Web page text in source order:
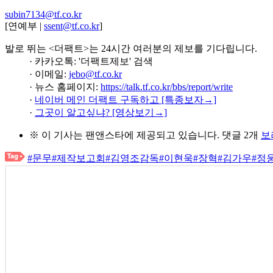
subin7134@tf.co.kr
[연예부 | ssent@tf.co.kr]
발로 뛰는 <더팩트>는 24시간 여러분의 제보를 기다립니다.
· 카카오톡: '더팩트제보' 검색
· 이메일: jebo@tf.co.kr
· 뉴스 홈페이지: https://talk.tf.co.kr/bbs/report/write
· 네이버 메인 더팩트 구독하고 [특종보자→]
· 그곳이 알고싶냐? [영상보기→]
※ 이 기사는 팬앤스타에 제공되고 있습니다. 댓글 2개
#문무#제작보고회 #김영조감독#이현욱#장혁#김가우#정